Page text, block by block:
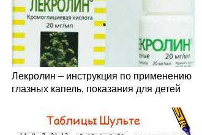
Лекролин – инструкция по применению
глазных капель, показания для детей